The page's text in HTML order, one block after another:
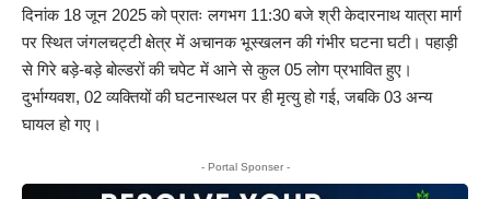
दिनांक 18 जून 2025 को प्रातः लगभग 11:30 बजे श्री केदारनाथ यात्रा मार्ग
पर स्थित जंगलचट्टी क्षेत्र में अचानक भूस्खलन की गंभीर घटना घटी। पहाड़ी
से गिरे बड़े-बड़े बोल्डरों की चपेट में आने से कुल 05 लोग प्रभावित हुए।
दुर्भाग्यवश, 02 व्यक्तियों की घटनास्थल पर ही मृत्यु हो गई, जबकि 03 अन्य
घायल हो गए।
- Portal Sponser -